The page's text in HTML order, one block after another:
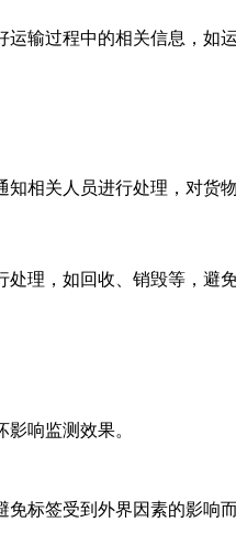
输过程中的相关信息，如
相关人员进行处理，对货
理，如回收、销毁等，避
响监测效果。
标签受到外界因素的影响